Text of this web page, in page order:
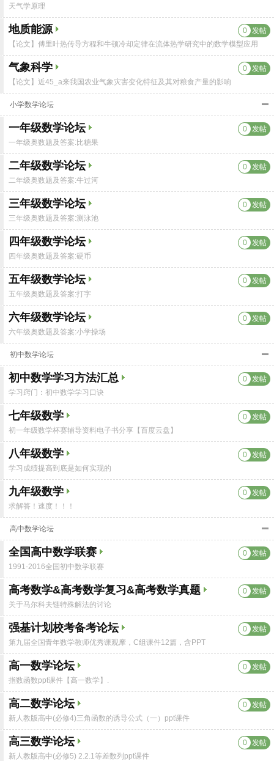
天气学原理
地质能源 发帖
0
【论文】傅里叶热传导方程和牛顿冷却定律在流体热学研究中的数学模型应用
气象科学 发帖
0
【论文】近45_a来我国农业气象灾害变化特征及其对粮食产量的影响
小学数学论坛
一年级数学论坛 发帖
0
一年级奥数题及答案:比糖果
二年级数学论坛 发帖
0
二年级奥数题及答案:牛过河
三年级数学论坛 发帖
0
三年级奥数题及答案:测泳池
四年级数学论坛 发帖
0
四年级奥数题及答案:硬币
五年级数学论坛 发帖
0
五年级奥数题及答案:打字
六年级数学论坛 发帖
0
六年级奥数题及答案:小学操场
初中数学论坛
初中数学学习方法汇总 发帖
0
学习窍门：初中数学学习口诀
七年级数学 发帖
0
初一年级数学杯赛辅导资料电子书分享【百度云盘】
八年级数学 发帖
0
学习成绩提高到底是如何实现的
九年级数学 发帖
0
求解答！速度！！！
高中数学论坛
全国高中数学联赛 发帖
0
1991-2016全国初中数学联赛
高考数学&高考数学复习&高考数学真题 发帖
0
关于马尔科夫链特殊解法的讨论
强基计划校考备考论坛 发帖
0
第九届全国青年数学教师优秀课观摩，C组课件12篇，含PPT
高一数学论坛 发帖
0
指数函数ppt课件【高一数学】.
高二数学论坛 发帖
0
新人教版高中(必修4)三角函数的诱导公式（一）ppt课件
高三数学论坛 发帖
0
新人教版高中(必修5) 2.2.1等差数列ppt课件